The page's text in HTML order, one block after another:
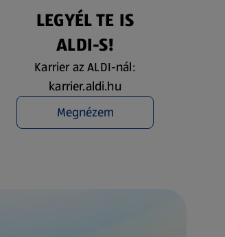
LEGYÉL TE IS
ALDI-S!
Karrier az ALDI-nál:
karrier.aldi.hu
Megnézem